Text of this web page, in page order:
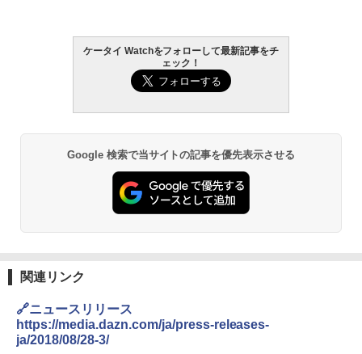
ケータイ Watchをフォローして最新記事をチ
ェック！
Google 検索で当サイトの記事を優先表示させる
関連リンク
🔗ニュースリリース
https://media.dazn.com/ja/press-releases-
ja/2018/08/28-3/